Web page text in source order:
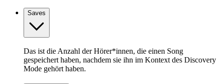
Saves
Das ist die Anzahl der Hörer*innen, die einen Song
gespeichert haben, nachdem sie ihn im Kontext des Discovery
Mode gehört haben.